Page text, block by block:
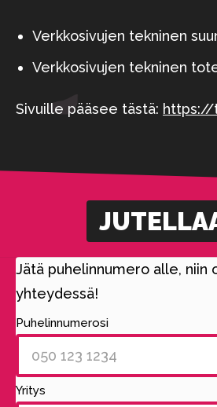
Verkkosivujen tekninen
Verkkosivujen tekninen
Sivuille pääsee tästä: https://
Jätä puhelinnumero alle, niin
yhteydessä!
Puhelinnumerosi
Yritys